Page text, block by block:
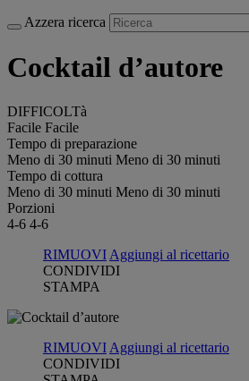
Azzera ricerca
Cocktail d’autore
DIFFICOLTà
Facile Facile
Tempo di preparazione
Meno di 30 minuti Meno di 30 minuti
Tempo di cottura
Meno di 30 minuti Meno di 30 minuti
Porzioni
4-6 4-6
RIMUOVI Aggiungi al ricettario
CONDIVIDI
STAMPA
RIMUOVI Aggiungi al ricettario
CONDIVIDI